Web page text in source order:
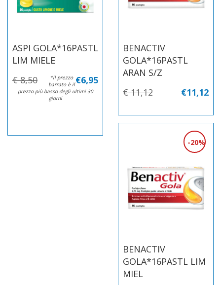
ASPI GOLA*16PASTL
LIM MIELE
€ 8,50 €6,95
*il prezzo
barrato è il
prezzo più basso degli ultimi 30
giorni
BENACTIV
GOLA*16PASTL
ARAN S/Z
€11,12
€ 11,12
BENACTIV
GOLA*16PASTL LIM
MIEL
20%